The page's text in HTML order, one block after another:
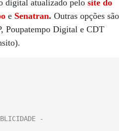
digital atualizado pelo site do
e Senatran. Outras opções são
Poupatempo Digital e CDT